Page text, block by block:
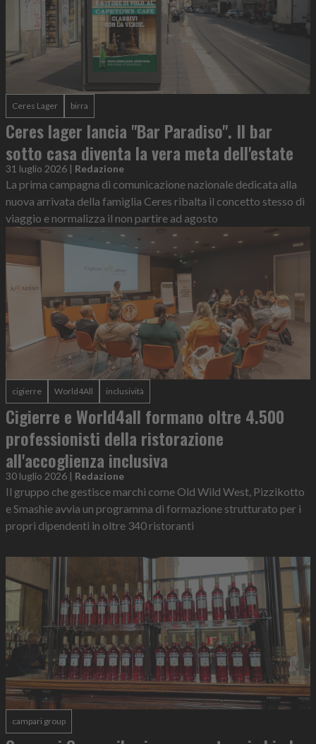
Ceres Lager birra
Ceres lager lancia "Bar Paradiso". Il bar
sotto casa diventa la vera meta dell'estate
31 luglio 2026 | Redazione
La prima campagna di comunicazione nazionale dedicata alla
nuova arrivata della famiglia Ceres ribalta il concetto stesso di
viaggio e normalizza il non partire ad agosto
cigierre World4All inclusività
Cigierre e World4all formano oltre 4.500
professionisti della ristorazione
all'accoglienza inclusiva
30 luglio 2026 | Redazione
Il gruppo che gestisce marchi come Old Wild West, Pizzikotto
e Smashie avvia un programma di formazione strutturato per i
propri dipendenti in oltre 340 ristoranti
campari group